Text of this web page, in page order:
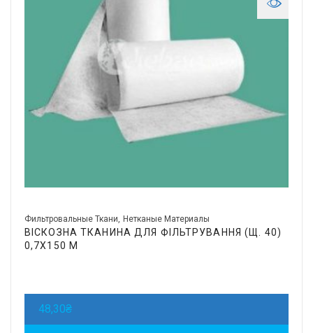
Фильтровальные Ткани Нетканые Материалы
ВІСКОЗНА ТКАНИНА ДЛЯ ФІЛЬТРУВАННЯ (Щ. 40)
0,7Х150 М
48,30₴